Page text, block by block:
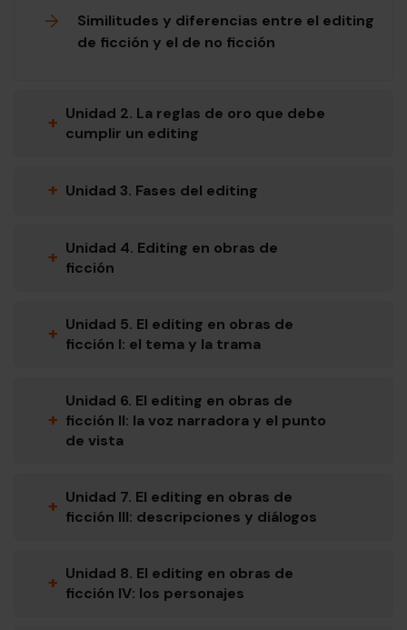
Similitudes y diferencias entre el editing
de ficción y el de no ficción
+ Unidad 2. La reglas de oro que debe
cumplir un editing
+ Unidad 3. Fases del editing
+ Unidad 4. Editing en obras de
ficción
+ Unidad 5. El editing en obras de
ficción I: el tema y la trama
+
Unidad 6. El editing en obras de
ficción II: la voz narradora y el punto
de vista
+ Unidad 7. El editing en obras de
ficción III: descripciones y diálogos
+ Unidad 8. El editing en obras de
ficción IV: los personajes